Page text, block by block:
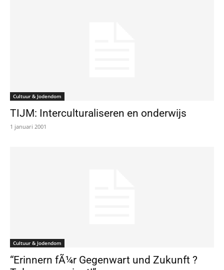
Cultuur & Jodendom
TIJM: Interculturaliseren en onderwijs
1 januari 2001
Cultuur & Jodendom
“Erinnern fÃ¼r Gegenwart und Zukunft ?